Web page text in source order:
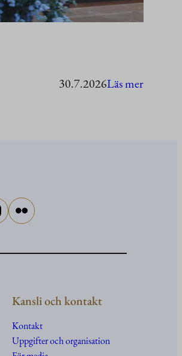
30.7.2026Läs mer:
Kansli och kontakt
Kontakt
Uppgifterochorganisation